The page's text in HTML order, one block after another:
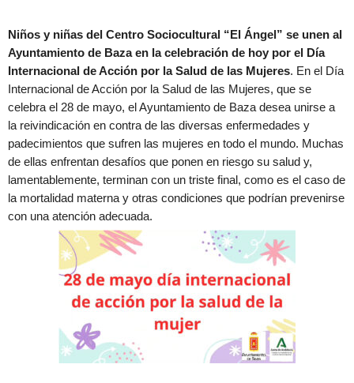
Niños y niñas del Centro Sociocultural “El Ángel” se unen al
Ayuntamiento de Baza en la celebración de hoy por el Día
Internacional de Acción por la Salud de las Mujeres. En el Día
Internacional de Acción por la Salud de las Mujeres, que se
celebra el 28 de mayo, el Ayuntamiento de Baza desea unirse a
la reivindicación en contra de las diversas enfermedades y
padecimientos que sufren las mujeres en todo el mundo. Muchas
de ellas enfrentan desafíos que ponen en riesgo su salud y,
lamentablemente, terminan con un triste final, como es el caso de
la mortalidad materna y otras condiciones que podrían prevenirse
con una atención adecuada.